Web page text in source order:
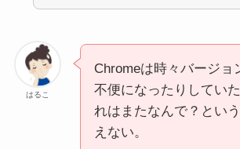
はるこ
Chromeは時々バージョ
不便になったりしてい
れはまたなんで？とい
えない。